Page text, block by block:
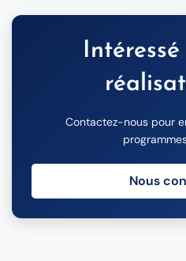
Contactez-nous pour
Nous